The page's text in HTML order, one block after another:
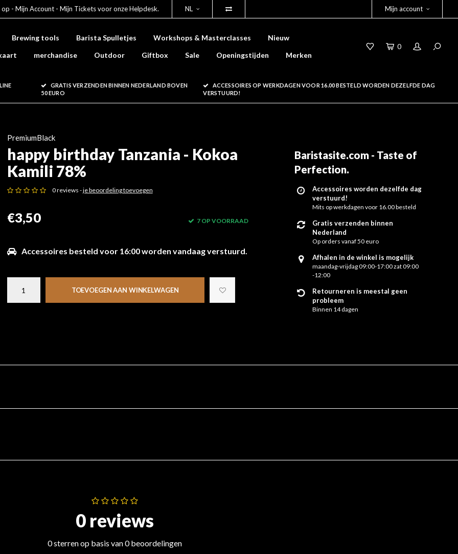
- Mijn Account - Mijn Tickets voor onze Helpdesk. NL Mijn account
Brewing tools Barista Spulletjes Workshops & Masterclasses
Nieuw
merchandise Outdoor Giftbox Sale Openingstijden Merken
0
GRATIS VERZENDEN BINNEN NEDERLAND BOVEN
50 EURO
ACCESSOIRES OP WERKDAGEN VOOR 16.00 BESTELD WORDEN DEZELFDE DAG
VERSTUURD!
PremiumBlack
happy birthday Tanzania - Kokoa
Kamili 78%
0 reviews -je beoordeling toevoegen
€3,50 7 OP VOORRAAD
Accessoires besteld voor 16:00 worden vandaag verstuurd.
TOEVOEGEN AAN WINKELWAGEN
Baristasite.com - Taste of
Perfection.
Accessoires worden dezelfde dag
verstuurd!
Mits op werkdagen voor 16.00 besteld
Gratis verzenden binnen
Nederland
Op orders vanaf 50 euro
Afhalen in de winkel is mogelijk
maandag-vrijdag 09:00-17:00 zat 09:00
-12:00
Retourneren is meestal geen
probleem
Binnen 14 dagen
0 reviews
0 sterren op basis van 0 beoordelingen